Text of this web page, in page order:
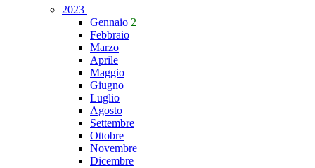
2023
Gennaio 2
Febbraio
Marzo
Aprile
Maggio
Giugno
Luglio
Agosto
Settembre
Ottobre
Novembre
Dicembre